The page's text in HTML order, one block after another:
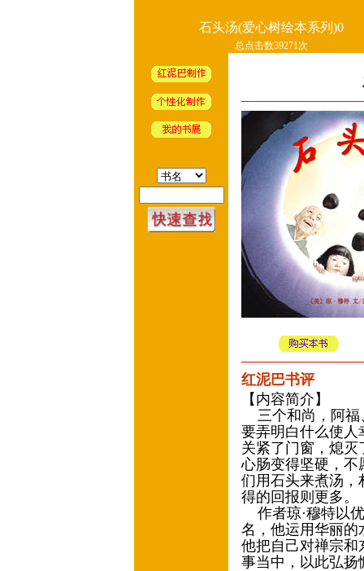
石头汤(爱心树绘本系列)0
总点击数39271次
红泥巴书评
【内容简介】
三个和尚，阿福
要弄明白什么使人
关紧了门窗，熄
心肠变得坚硬，不
们用石头来煮汤，
得的回报则更多。
作者琼·穆特以
名，他运用华丽的
他把自己对禅宗和
事当中，以此弘